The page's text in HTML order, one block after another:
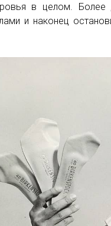
в целом. Более
и наконец